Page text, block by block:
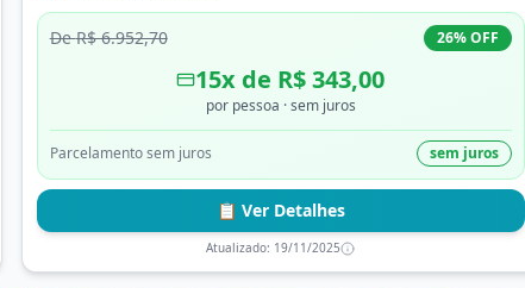
DeR$ 6.952,70 26% OFF
15x de R$ 343,00
por pessoa · sem juros
Parcelamento sem juros sem juros
📋 Ver Detalhes
Atualizado: 19/11/2025